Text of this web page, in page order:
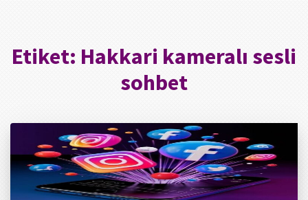
Etiket: Hakkari kameralı sesli
sohbet